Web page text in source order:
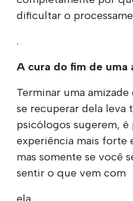
dificultar o
.
A cura do fim de uma
Terminar uma
se recuperar dela leva
psicólogos sugerem, é
experiência mais forte
mas somente se você
sentir o que vem com